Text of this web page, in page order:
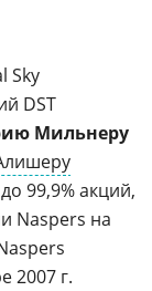
Sky
DST
Мильнеру
99,9% акций,
Naspers на
2007 г.